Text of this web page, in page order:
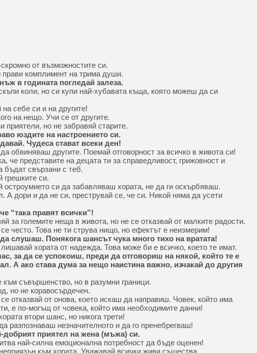
от възможностите си.
прави комплимент на трима души.
в годината погледай залеза.
коли, но си купи най-хубавата къща, която можеш да си
себе си и на другите!
на нещо. Учи се от другите.
приятели, но не забравяй старите.
юздите на настроението си.
Чудеса стават всеки ден!
обвиняваш другите. Поемай отговорност за всичко в живота си!
че представите на децата ти за справедливост, грижовност и
бъдат свързани с теб.
грешките си.
остроумието си да забавляваш хората, не да ги оскърбяваш.
А дори и да не си, преструвай се, че си. Никой няма да усети
“така правят всички”!
за големите неща в живота, но не се отказвай от малките радости.
често. Това не ти струва нищо, но ефектът е неизмерим!
слушаш. Понякога шансът чука много тихо на вратата!
хората от надежда. Това може би е всичко, което те имат.
за да се успокоиш, преди да отговориш на някой, който те е
А ако става дума за нещо наистина важно, изчакай до другия
към съвършенство, но в разумни граници.
но не коравосърдечен.
отказвай от онова, което искаш да направиш. Човек, който има
е по-могъщ от човека, който има необходимите данни!
втори шанс, но никога трети!
разпознаваш незначителното и да го пренебрегваш!
добрият приятел на жена (мъжа) си.
най-силна емоционална потребност да бъде оценен!
към хората. Уважавай всички живи същества.